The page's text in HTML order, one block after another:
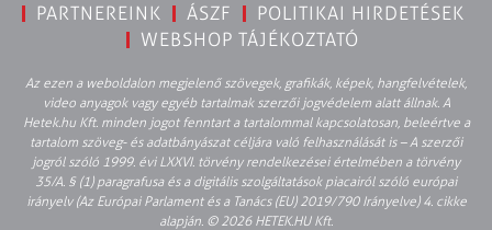
PARTNEREINK
ÁSZF
POLITIKAI HIRDETÉSEK
WEBSHOP TÁJÉKOZTATÓ
Az ezen a weboldalon megjelenő szövegek, grafikák, képek, hangfelvételek,
video anyagok vagy egyéb tartalmak szerzői jogvédelem alatt állnak. A
Hetek.hu Kft. minden jogot fenntart a tartalommal kapcsolatosan, beleértve a
tartalom szöveg- és adatbányászat céljára való felhasználását is – A szerzői
jogról szóló 1999. évi LXXVI. törvény rendelkezései értelmében a törvény
35/A. § (1) paragrafusa és a digitális szolgáltatások piacairól szóló európai
irányelv (Az Európai Parlament és a Tanács (EU) 2019/790 Irányelve) 4. cikke
alapján. © 2026 HETEK.HU Kft.